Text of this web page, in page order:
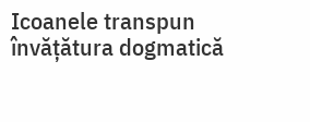
Icoanele transpun
învățătura dogmatică